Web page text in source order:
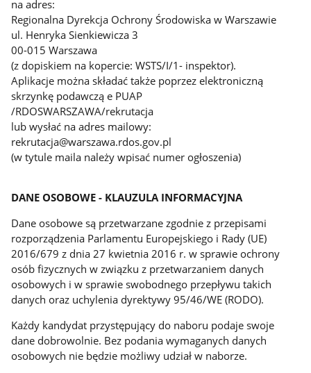
na adres:
Regionalna Dyrekcja Ochrony Środowiska w Warszawie
ul. Henryka Sienkiewicza 3
00-015 Warszawa
(z dopiskiem na kopercie: WSTS/I/1- inspektor).
Aplikacje można składać także poprzez elektroniczną
skrzynkę podawczą e PUAP
/RDOSWARSZAWA/rekrutacja
lub wysłać na adres mailowy:
rekrutacja@warszawa.rdos.gov.pl
(w tytule maila należy wpisać numer ogłoszenia)
DANE OSOBOWE - KLAUZULA INFORMACYJNA
Dane osobowe są przetwarzane zgodnie z przepisami
rozporządzenia Parlamentu Europejskiego i Rady (UE)
2016/679 z dnia 27 kwietnia 2016 r. w sprawie ochrony
osób fizycznych w związku z przetwarzaniem danych
osobowych i w sprawie swobodnego przepływu takich
danych oraz uchylenia dyrektywy 95/46/WE (RODO).
Każdy kandydat przystępujący do naboru podaje swoje
dane dobrowolnie. Bez podania wymaganych danych
osobowych nie będzie możliwy udział w naborze.